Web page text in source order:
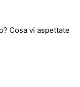
Cosa vi aspettate